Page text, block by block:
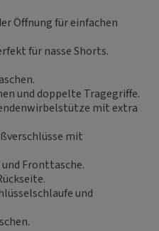
Öffnung für einfachen
für nasse Shorts.
und doppelte Tragegriffe.
mit extra
mit
Fronttasche.
und